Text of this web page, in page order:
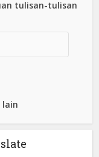
tulisan-tulisan
lain